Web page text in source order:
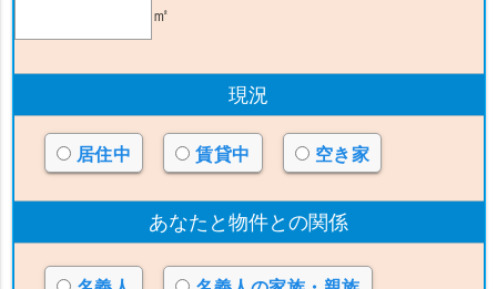
㎡
現況
居住中 賃貸中 空き家
あなたと物件との関係